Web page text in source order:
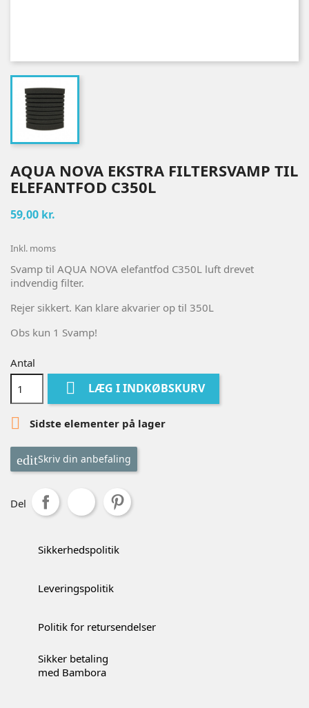
AQUA NOVA EKSTRA FILTERSVAMP TIL
ELEFANTFOD C350L
59,00 kr.
Inkl. moms
Svamp til AQUA NOVA elefantfod C350L luft drevet
indvendig filter.
Rejer sikkert. Kan klare akvarier op til 350L
Obs kun 1 Svamp!
Antal
 LÆG I INDKØBSKURV
 Sidste elementer på lager
Skriv din anbefaling
Del
Sikkerhedspolitik
Leveringspolitik
Politik for retursendelser
Sikker betaling
med Bambora